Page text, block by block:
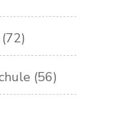
(72)
(56)